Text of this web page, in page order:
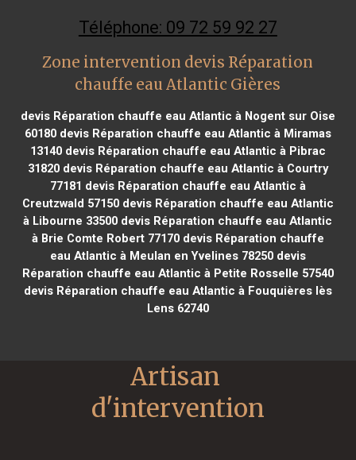
Téléphone: 09 72 59 92 27
Zone intervention devis Réparation
chauffe eau Atlantic Gières
devis Réparation chauffe eau Atlantic à Nogent sur Oise
60180devis Réparation chauffe eau Atlantic à Miramas
13140devis Réparation chauffe eau Atlantic à Pibrac
31820devis Réparation chauffe eau Atlantic à Courtry
77181 devis Réparation chauffe eau Atlantic à
Creutzwald 57150devis Réparation chauffe eau Atlantic
à Libourne 33500 devis Réparation chauffe eau Atlantic
à Brie Comte Robert 77170devis Réparation chauffe
eau Atlantic à Meulan en Yvelines 78250devis
Réparation chauffe eau Atlantic à Petite Rosselle 57540
devis Réparation chauffe eau Atlantic à Fouquières lès
Lens 62740
Artisan
d'intervention